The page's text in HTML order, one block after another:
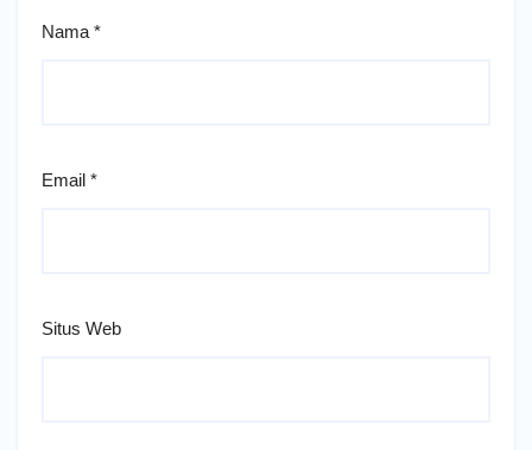
Nama *
Email *
Situs Web